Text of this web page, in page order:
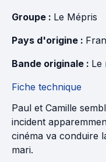
Groupe : Le Mépris
Pays d'origine :
Bande originale : Le
Fiche technique
Paul et Camille
incident
cinéma va conduire
mari.